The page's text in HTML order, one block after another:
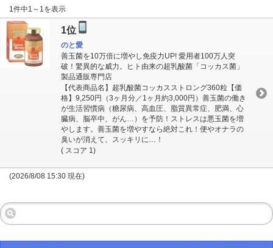
1件中1～1を表示
1位
のと愛
善玉菌を10万倍に増やし免疫力UP! 愛用者100万人突
破！驚異的な威力。ヒト由来の超乳酸菌「コッカス菌」
製品通販専門店
【代表商品名】超乳酸菌コッカスストロング360粒【価
格】9,250円（3ヶ月分／1ヶ月約3,000円）善玉菌の働き
が生活習慣病（糖尿病、高血圧、脂質異常症、肥満、心
臓病、脳卒中、がん…）を予防！ストレスは悪玉菌を増
やします。善玉菌を増やすなら絶対これ！便やオナラの
臭いが消えて、スッキリに…！
( スコア 1)
(2026/8/08 15:30 現在)